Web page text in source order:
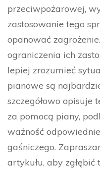
przeciwpożarowej,
zastosowanie tego
opanować
ograniczenia ich
lepiej zrozumieć
pianowe są
szczegółowo opisuje
za pomocą piany,
ważność
gaśniczego.
artykułu, aby